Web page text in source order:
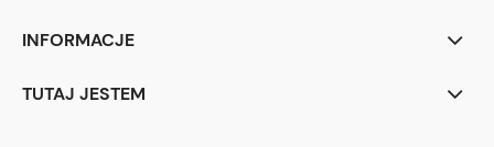
INFORMACJE
TUTAJ JESTEM